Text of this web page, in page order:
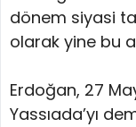
dönem siyasi
olarak yine bu
Erdoğan, 27
Yassıada’yı